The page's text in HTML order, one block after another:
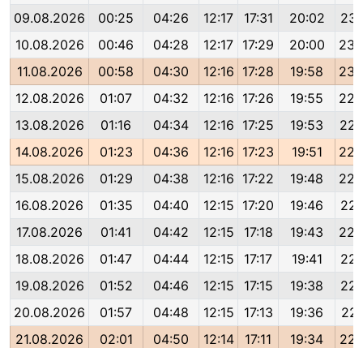
09.08.2026
00:25 04:26 12:17 17:31 20:02
10.08.2026
00:46 04:28 12:17 17:29 20:00
11.08.2026
00:58 04:30 12:16 17:28 19:58
12.08.2026
01:07 04:32 12:16 17:26 19:55
13.08.2026
01:16 04:34 12:16 17:25 19:53
14.08.2026
01:23 04:36 12:16 17:23 19:51
15.08.2026
01:29 04:38 12:16 17:22 19:48
16.08.2026
01:35 04:40 12:15 17:20 19:46
17.08.2026
01:41 04:42 12:15 17:18 19:43
18.08.2026
01:47 04:44 12:15 17:17 19:41
19.08.2026
01:52 04:46 12:15 17:15 19:38
20.08.2026
01:57 04:48 12:15 17:13 19:36
21.08.2026
02:01 04:50 12:14 17:11 19:34